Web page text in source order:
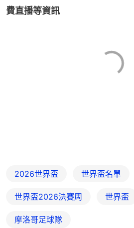
費直播等資訊
2026世界盃 世界盃名單
世界盃2026決賽周 世界盃
摩洛哥足球隊